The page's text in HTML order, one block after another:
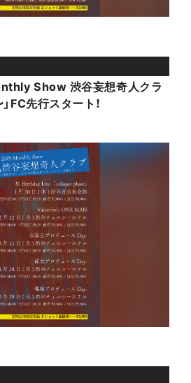
Show 渋谷妄想奇人クラ
FC先行スタート！